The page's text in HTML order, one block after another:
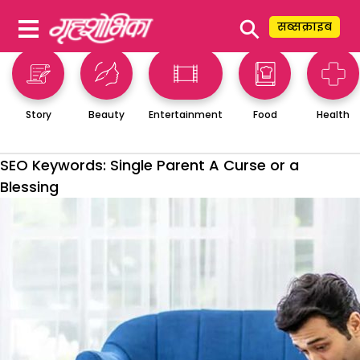
⚲ सब्सक्राइब
Story Beauty Entertainment Food Health
SEO Keywords: Single Parent A Curse or a
Blessing